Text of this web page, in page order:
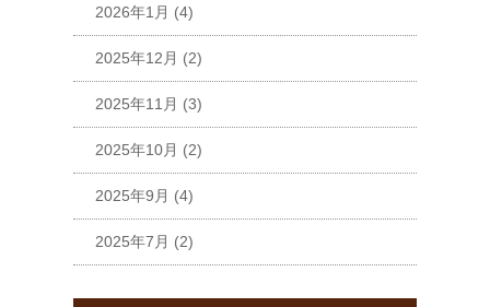
2026年1月 (4)
2025年12月 (2)
2025年11月 (3)
2025年10月 (2)
2025年9月 (4)
2025年7月 (2)